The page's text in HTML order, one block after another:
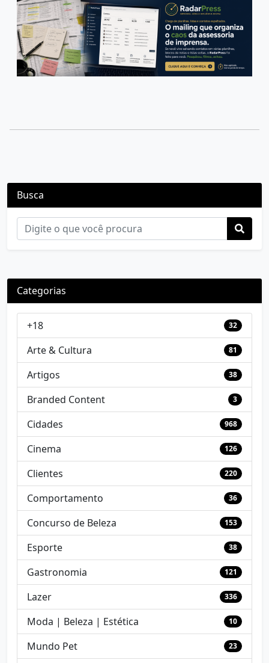
Busca
Categorias
+18 32
Arte & Cultura 81
Artigos 38
Branded Content 3
Cidades 968
Cinema 126
Clientes 220
Comportamento 36
Concurso de Beleza 153
Esporte 38
Gastronomia 121
Lazer 336
Moda | Beleza | Estética 10
Mundo Pet 23